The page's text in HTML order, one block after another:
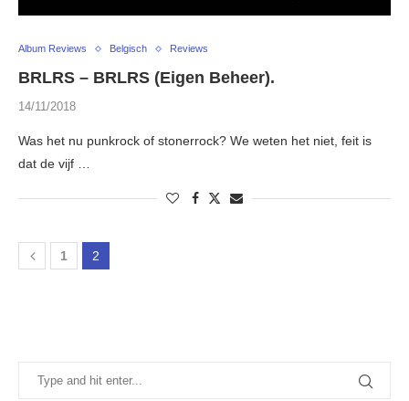
Album Reviews Belgisch Reviews
BRLRS – BRLRS (Eigen Beheer).
14/11/2018
Was het nu punkrock of stonerrock? We weten het niet, feit is
dat de vijf …
1 2